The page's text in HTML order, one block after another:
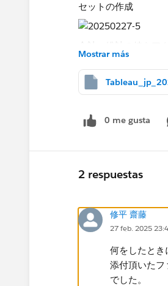
セットの作成
合計・総計の値をア
ご教示いただければ
何卒よろしくお願い
Mostrar más
0 me gusta
2 respuestas
修平 齋藤
27 feb. 2025
何をしたとき
添付頂いたフ
でした。